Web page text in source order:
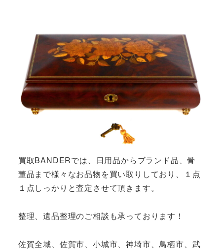
買取BANDERでは、日用品からブランド品、骨
董品まで様々なお品物を買い取りしており、１点
１点しっかりと査定させて頂きます。
整理、遺品整理のご相談も承っております！
佐賀全域、佐賀市、小城市、神埼市、鳥栖市、武